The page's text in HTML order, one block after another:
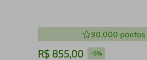
30.000 pontos
R$ 855,00 -5%